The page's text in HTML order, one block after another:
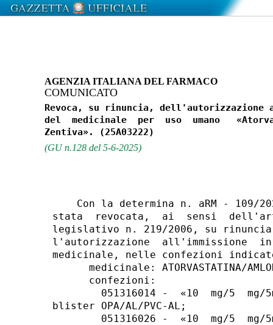
AGENZIA ITALIANA DEL FARMACO
COMUNICATO
Revoca, su rinuncia, dell'autorizzazione
del  medicinale  per  uso  umano
(GU n.128 del 5-6-2025)
Con la determina n. aRM - 109/
stata  revocata,  ai  sensi
legislativo n. 219/2006, su
l'autorizzazione  all'immissione
medicinale, nelle confezioni
medicinale: ATORVASTATINA/
      confezioni:
051316014 -  «10  mg/5  mg/
blister OPA/AL/PVC-AL;
051316026 -  «10  mg/5  mg/